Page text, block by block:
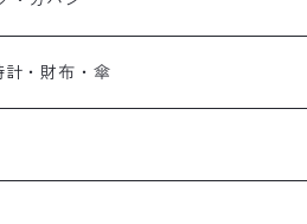
・サロペット
ート
ツ・ブーティ
ッグ
・財布・傘